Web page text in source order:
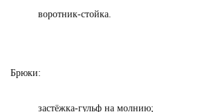
воротник-стойка.
Брюки:
застёжка-гульф на молнию;